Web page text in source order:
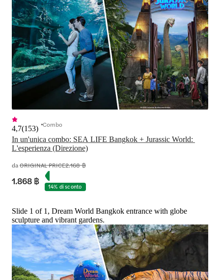
In un'unica combo: SEA LIFE Bangkok + Jurassic World:
L'esperienza (Direzione)
4,7(153) Combo
daORIGINAL PRICE2.168 ฿
1.868 ฿ 14% di sconto
Slide 1 of 1, Dream World Bangkok entrance with globe
sculpture and vibrant gardens.